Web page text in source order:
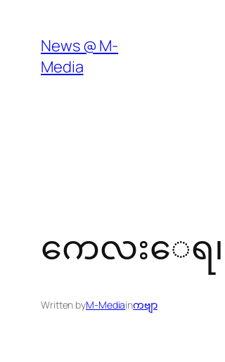
content
News @ M-
Media
ကေလးေရ
Written byM-Mediainကဗျာ